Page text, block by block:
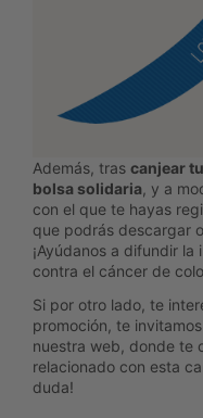
Además, tras canjear
bolsa solidaria, y a
con el que te hayas
que podrás descargar
¡Ayúdanos a difundir
contra el cáncer de
Si por otro lado, te
promoción, te
nuestra web, donde te
relacionado con esta
duda!